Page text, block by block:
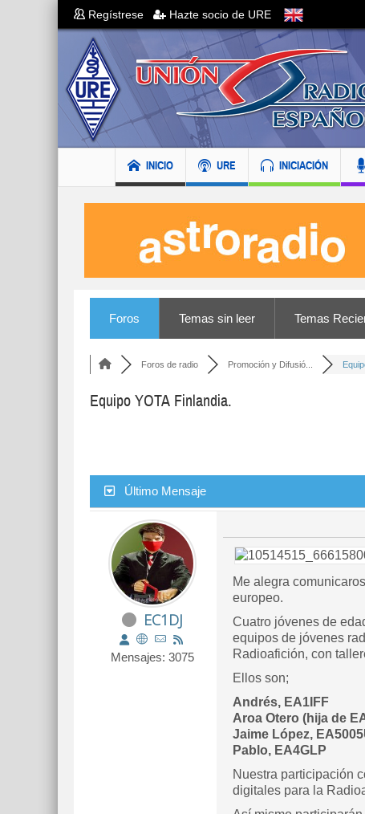
Regístrese Hazte socio de URE
INICIO URE INICIACIÓN
Foros Temas sin leer Temas
Foros de radio Promoción y Difusió...
Equipo YOTA Finlandia.
Último Mensaje
EC1DJ
Mensajes: 3075
Me alegra
europeo.
Cuatro jóvenes de
equipos de jóvenes
Radioafición, con
Ellos son;
Andrés, EA1IFF
Aroa Otero (hija de
Jaime López,
Pablo, EA4GLP
Nuestra participación
digitales para la